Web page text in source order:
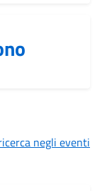
negli eventi